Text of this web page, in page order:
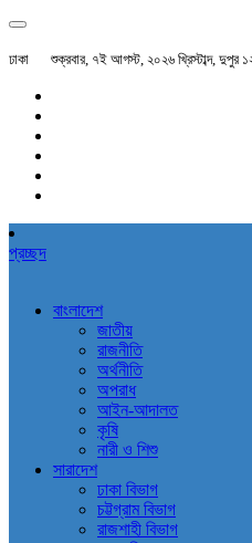
ঢাকা শুক্রবার, ৭ই আগস্ট, ২০২৬ খ্রিস্টাব্দ, দুপুর
প্রচ্ছদ
বাংলাদেশ
জাতীয়
রাজনীতি
অর্থনীতি
অপরাধ
আইন-আদালত
কৃষি
নারী ও শিশু
সারাদেশ
ঢাকা বিভাগ
চট্টগ্রাম বিভাগ
রাজশাহী বিভাগ